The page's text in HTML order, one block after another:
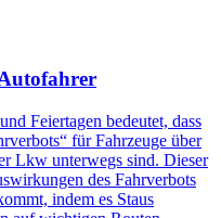
Feiertagen bedeutet, dass
für Fahrzeuge über
Lkw unterwegs sind. Dieser
des Fahrverbots
indem es Staus